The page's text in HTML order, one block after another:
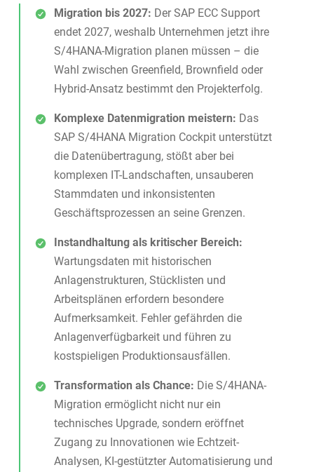
Migration bis 2027: Der SAP ECC Support
endet 2027, weshalb Unternehmen jetzt ihre
S/4HANA-Migration planen müssen – die
Wahl zwischen Greenfield, Brownfield oder
Hybrid-Ansatz bestimmt den Projekterfolg.
Komplexe Datenmigration meistern: Das
SAP S/4HANA Migration Cockpit unterstützt
die Datenübertragung, stößt aber bei
komplexen IT-Landschaften, unsauberen
Stammdaten und inkonsistenten
Geschäftsprozessen an seine Grenzen.
Instandhaltung als kritischer Bereich:
Wartungsdaten mit historischen
Anlagenstrukturen, Stücklisten und
Arbeitsplänen erfordern besondere
Aufmerksamkeit. Fehler gefährden die
Anlagenverfügbarkeit und führen zu
kostspieligen Produktionsausfällen.
Transformation als Chance: Die S/4HANA-
Migration ermöglicht nicht nur ein
technisches Upgrade, sondern eröffnet
Zugang zu Innovationen wie Echtzeit-
Analysen, KI-gestützter Automatisierung und